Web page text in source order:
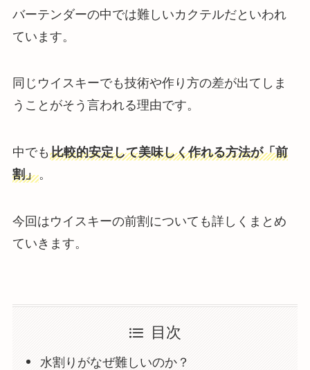
バーテンダーの中では難しいカクテルだといわれ
ています。
同じウイスキーでも技術や作り方の差が出てしま
うことがそう言われる理由です。
中でも 比較的安定して美味しく作れる方法が「前
割」。
今回はウイスキーの前割についても詳しくまとめ
ていきます。
目次
水割りがなぜ難しいのか？